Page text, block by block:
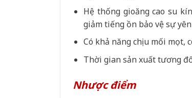
Hệ thống gioăng cao su
giảm tiếng ồn bảo vệ sự
Có khả năng chịu mối mọt,
Thời gian sản xuất tương
Nhược điểm